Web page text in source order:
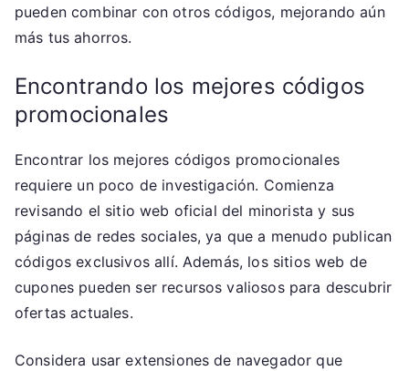
pueden combinar con otros códigos, mejorando aún
más tus ahorros.
Encontrando los mejores códigos
promocionales
Encontrar los mejores códigos promocionales
requiere un poco de investigación. Comienza
revisando el sitio web oficial del minorista y sus
páginas de redes sociales, ya que a menudo publican
códigos exclusivos allí. Además, los sitios web de
cupones pueden ser recursos valiosos para descubrir
ofertas actuales.
Considera usar extensiones de navegador que